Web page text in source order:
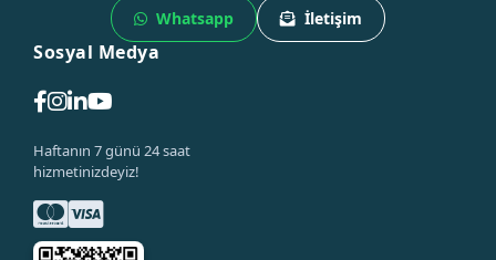
Whatsapp İletişim
Sosyal Medya
Haftanın 7 günü 24 saat
hizmetinizdeyiz!